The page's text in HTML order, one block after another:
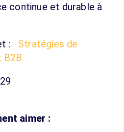
continue et durable à
:
Stratégies de
aimer :